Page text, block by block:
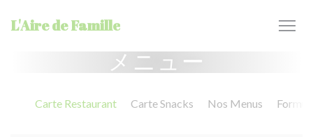
L'Aire de Famille
メニュー
Carte Restaurant Carte Snacks Nos Menus